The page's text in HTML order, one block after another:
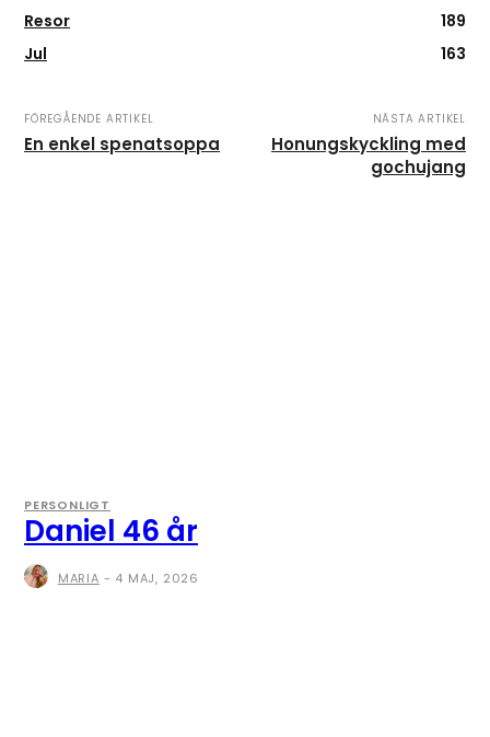
Resor
189
Jul
163
FÖREGÅENDE ARTIKEL
En enkel spenatsoppa
NÄSTA ARTIKEL
Honungskyckling med
gochujang
PERSONLIGT
Daniel 46 år
MARIA - 4 MAJ, 2026